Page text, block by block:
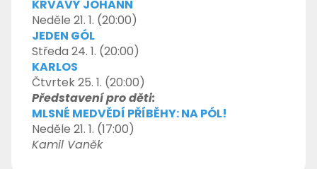
KRVAVÝ JOHANN
Neděle 21. 1. (20:00)
JEDEN GÓL
Středa 24. 1. (20:00)
KARLOS
Čtvrtek 25. 1. (20:00)
Představení pro děti:
MLSNÉ MEDVĚDÍ PŘÍBĚHY: NA PÓL!
Neděle 21. 1. (17:00)
Kamil Vaněk